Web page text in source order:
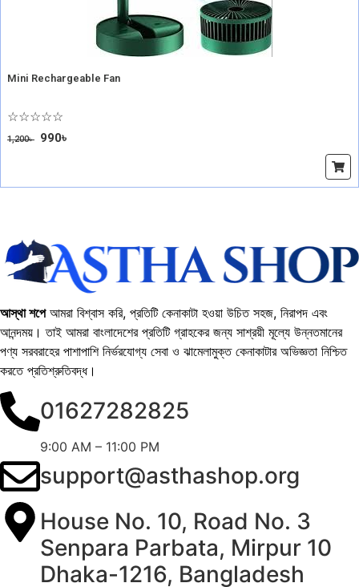
Mini Rechargeable Fan
☆☆☆☆☆
1,200৳ 990৳
আস্থা শপেআমরা বিশ্বাস করি, প্রতিটি কেনাকাটা হওয়া উচিত সহজ, নিরাপদ এবং
আনন্দময়। তাই আমরা বাংলাদেশের প্রতিটি গ্রাহকের জন্য সাশ্রয়ী মূল্যে উন্নতমানের
পণ্য সরবরাহের পাশাপাশি নির্ভরযোগ্য সেবা ও ঝামেলামুক্ত কেনাকাটার অভিজ্ঞতা নিশ্চিত
করতে প্রতিশ্রুতিবদ্ধ।
01627282825
9:00 AM – 11:00 PM
support@asthashop.org
House No. 10, Road No. 3
Senpara Parbata, Mirpur 10
Dhaka-1216, Bangladesh